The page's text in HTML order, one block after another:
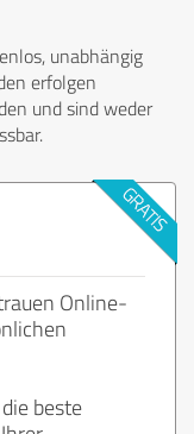
unabhängig
erfolgen
und sind weder
Online-
beste